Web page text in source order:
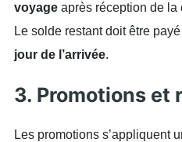
voyageaprès réception de la
Le solde restant doit être payé
jour de l’arrivée.
3. Promotions et
Les promotions s’appliquent